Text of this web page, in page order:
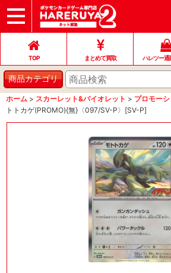
TOP
まとめて買取
ハレツー通販サイト
ヘルプ
お問い合わせ
TOP まとめて買取 ハレツー通
商品カテゴリ
ホーム > スカーレット&バイオレット > プロモー
トトカゲ(PROMO){無}〈097/SV-P〉[SV-P]